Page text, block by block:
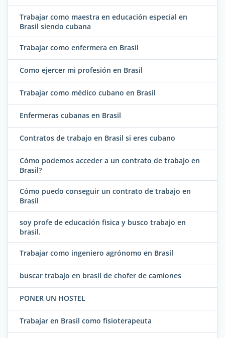
Trabajar como maestra en educación especial en
Brasil siendo cubana
Trabajar como enfermera en Brasil
Como ejercer mi profesión en Brasil
Trabajar como médico cubano en Brasil
Enfermeras cubanas en Brasil
Contratos de trabajo en Brasil si eres cubano
Cómo podemos acceder a un contrato de trabajo en
Brasil?
Cómo puedo conseguir un contrato de trabajo en
Brasil
soy profe de educación fisica y busco trabajo en
brasil.
Trabajar como ingeniero agrónomo en Brasil
buscar trabajo en brasil de chofer de camiones
PONER UN HOSTEL
Trabajar en Brasil como fisioterapeuta